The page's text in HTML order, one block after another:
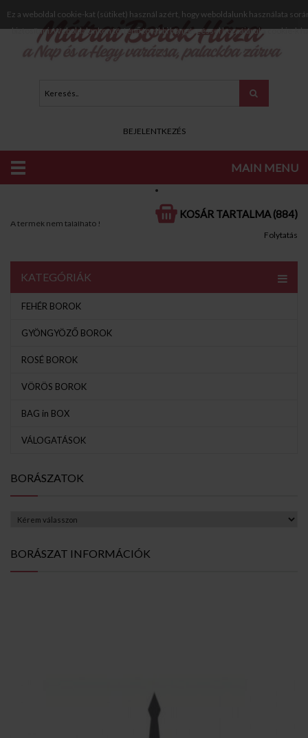
Ez a weboldal cookie-kat (sütiket) használ azért, hogy weboldalunk használata
biztosítani. Weboldalunkon történő további böngészéssel hozzájárul a cookie-k
BEJELENTKEZÉS
MAIN MENU
KOSÁR TARTALMA (884)
SILLER ELSŐFEJTÉS 2023
A termék nem található !
Folytatás
KATEGÓRIÁK
FEHÉR BOROK
GYÖNGYÖZŐ BOROK
ROSÉ BOROK
VÖRÖS BOROK
BAG in BOX
VÁLOGATÁSOK
BORÁSZATOK
BORÁSZAT INFORMÁCIÓK